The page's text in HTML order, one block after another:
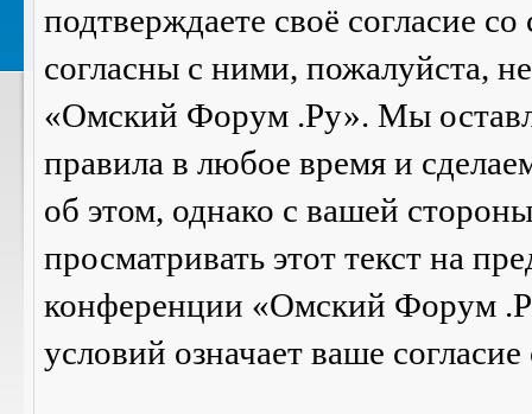
подтверждаете своё согласие
согласны с ними, пожалуйста,
«Омский Форум .Ру». Мы
правила в любое время и
об этом, однако с вашей
просматривать этот текст на
конференции «Омский Форум
условий означает ваше